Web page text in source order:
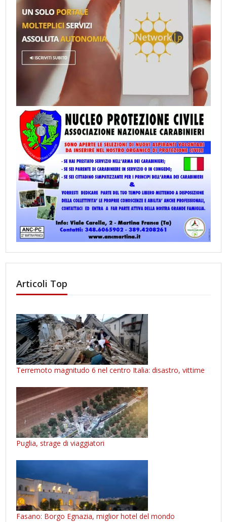
Articoli Top
Terremoto magnitudo 6 nel centro Italia: disastro, vittime
Puglia, strage di viaggiatori
Fasano: Borgo Egnazia, miglior hotel del mondo